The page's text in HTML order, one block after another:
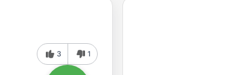
3 1